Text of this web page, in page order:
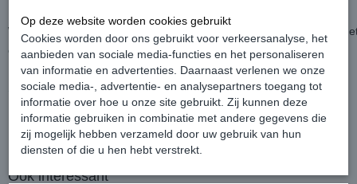
Weet je het niet zeker of dit de juiste zijn, check het nog een keer
contact op.
Set Mistlamp Grille Highline Voorbumper - Volkswagen Caddy MK4
Ook interessant
Op deze website worden cookies gebruikt
Cookies worden door ons gebruikt voor verkeersanalyse, het
aanbieden van sociale media-functies en het personaliseren
van informatie en advertenties. Daarnaast verlenen we onze
sociale media-, advertentie- en analysepartners toegang tot
informatie over hoe u onze site gebruikt. Zij kunnen deze
informatie gebruiken in combinatie met andere gegevens die
zij mogelijk hebben verzameld door uw gebruik van hun
diensten of die u hen hebt verstrekt.